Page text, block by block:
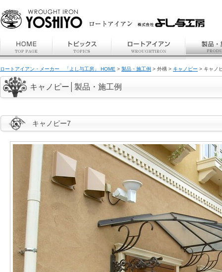
ロートアイアン・メーカー 「よし与工房」 HOME > 製品・施工例 > 外構 > キャノピー > キャノ
キャノピー│製品・施工例
キャノピー7